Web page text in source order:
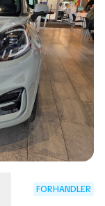
FORHANDLER